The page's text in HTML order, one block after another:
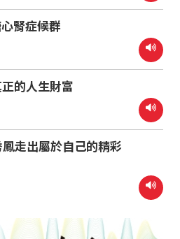
腎症候群
的人生財富
走出屬於自己的精彩